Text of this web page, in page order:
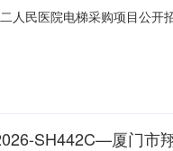
人民医院电梯采购项目公
：849999最高限价（元）
SH442C—厦门市